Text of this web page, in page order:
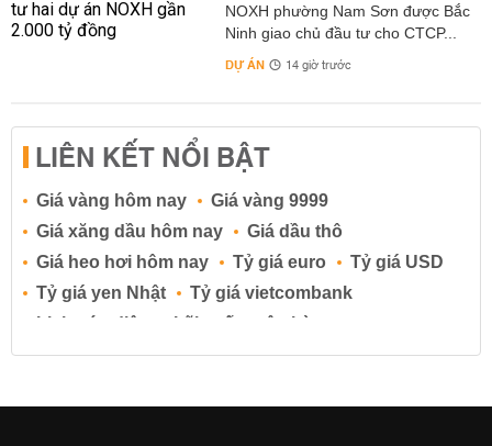
NOXH phường Nam Sơn được Bắc
Ninh giao chủ đầu tư cho CTCP...
DỰ ÁN 14 giờ trước
LIÊN KẾT NỔI BẬT
Giá vàng hôm nay
Giá vàng 9999
Giá xăng dầu hôm nay
Giá dầu thô
Giá heo hơi hôm nay
Tỷ giá euro
Tỷ giá USD
Tỷ giá yen Nhật
Tỷ giá vietcombank
Lịch cúp điện
Lãi suất ngân hàng
Lãi suất tiết kiệm
Lãi suất tiền gửi